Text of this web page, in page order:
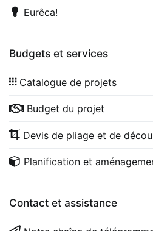
Eurêca!
Budgets et services
Catalogue de projets
Budget du projet
Devis de pliage et de
Planification et
Contact et assistance